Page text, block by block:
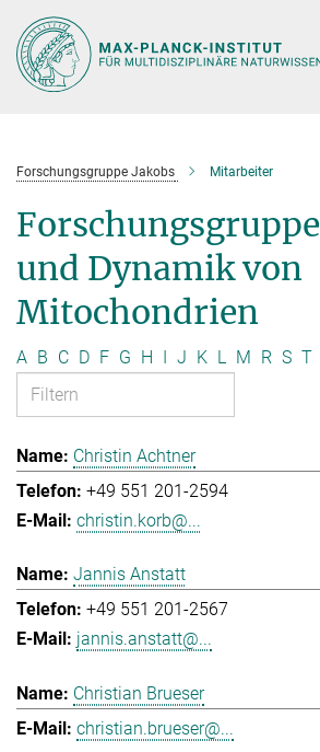
Hauptinhalt
Forschungsgruppe Jakobs Mitarbeiter
und Dynamik von
Mitochondrien
A B C D F G H I J K L M R S T
Christin Achtner
+49 551 201-2594
christin.korb@...
Jannis Anstatt
+49 551 201-2567
jannis.anstatt@...
Christian Brueser
christian.brueser@...